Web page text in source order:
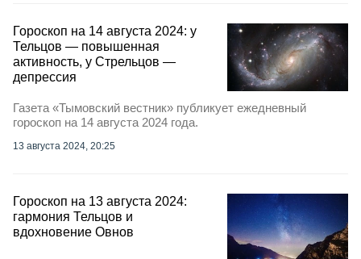
Гороскоп на 14 августа 2024: у
Тельцов — повышенная
активность, у Стрельцов —
депрессия
Газета «Тымовский вестник» публикует ежедневный
гороскоп на 14 августа 2024 года.
13 августа 2024, 20:25
Гороскоп на 13 августа 2024:
гармония Тельцов и
вдохновение Овнов